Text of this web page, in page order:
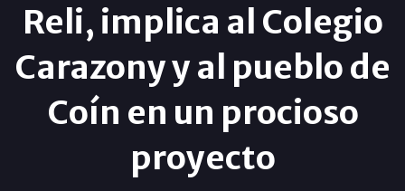
Reli, implica al Colegio
Carazony y al pueblo de
Coín en un procioso
proyecto